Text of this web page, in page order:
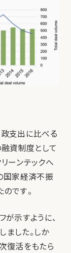
政支出に比べる
資制度として
ーンテックへ
国家経済不振
です。
が示すように、
ました。しか
復活をもたら